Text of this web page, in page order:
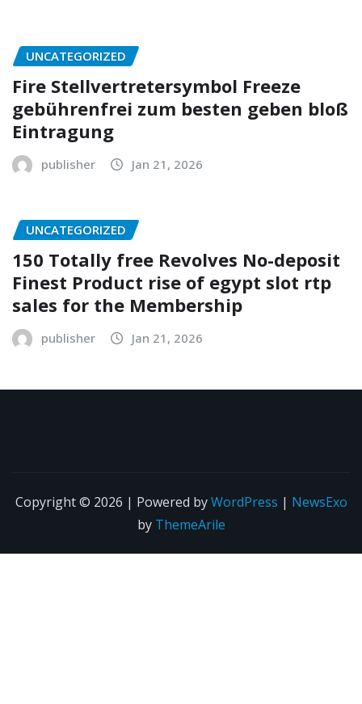
UNCATEGORIZED
Fire Stellvertretersymbol Freeze
gebührenfrei zum besten geben bloß
Eintragung
publisher Jan 21, 2026
UNCATEGORIZED
150 Totally free Revolves No-deposit
Finest Product rise of egypt slot rtp
sales for the Membership
publisher Jan 21, 2026
Copyright © 2026 | Powered byWordPress | NewsExo
by ThemeArile